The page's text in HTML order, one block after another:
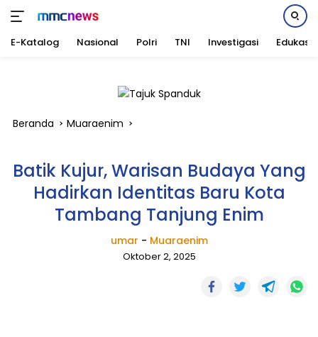
E-Katalog Nasional Polri TNI Investigasi Edukasi
Beranda Muaraenim
Batik Kujur, Warisan Budaya Yang
Hadirkan Identitas Baru Kota
Tambang Tanjung Enim
umar - Muaraenim
Oktober 2, 2025